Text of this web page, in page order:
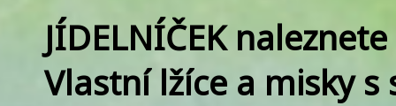
JÍDELNÍČEK naleznete
Vlastní lžíce a misky s